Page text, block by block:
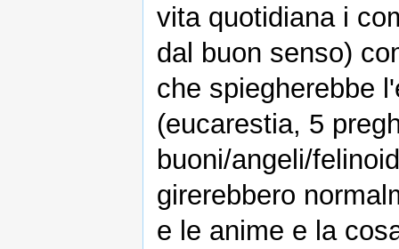
vita quotidiana i
dal buon senso)
che spiegherebbe
(eucarestia, 5
buoni/angeli/
girerebbero
e le anime e la